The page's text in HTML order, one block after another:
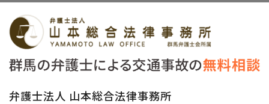
弁護士法人 山本総合法律事務所